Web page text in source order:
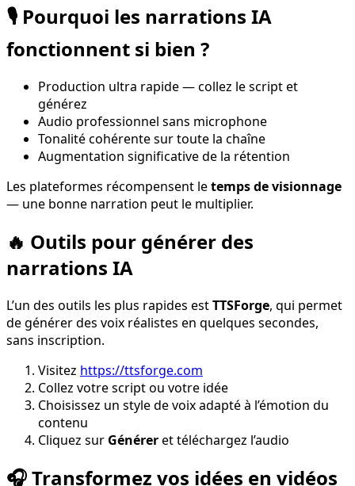
🎙️ Pourquoi les narrations IA
fonctionnent si bien ?
Production ultra rapide — collez le script et
générez
Audio professionnel sans microphone
Tonalité cohérente sur toute la chaîne
Augmentation significative de la rétention
Les plateformes récompensent letemps de visionnage
— une bonne narration peut le multiplier.
🔥 Outils pour générer des
narrations IA
L’un des outils les plus rapides estTTSForge, qui permet
de générer des voix réalistes en quelques secondes,
sans inscription.
Visitez https://ttsforge.com
Collez votre script ou votre idée
Choisissez un style de voix adapté à l’émotion du
contenu
Cliquez sur Généreret téléchargez l’audio
🎧 Transformez vos idées en vidéos